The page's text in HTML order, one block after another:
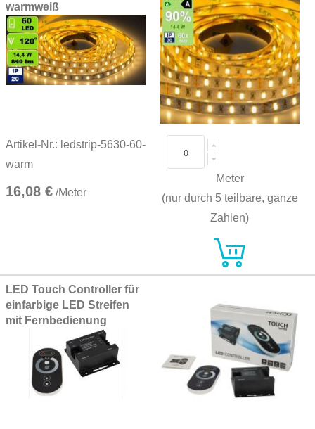
warmweiß
Artikel-Nr.: ledstrip-5630-60-
warm
16,08 € /Meter
Meter
(nur durch 5 teilbare, ganze
Zahlen)
LED Touch Controller für
einfarbige LED Streifen
mit Fernbedienung